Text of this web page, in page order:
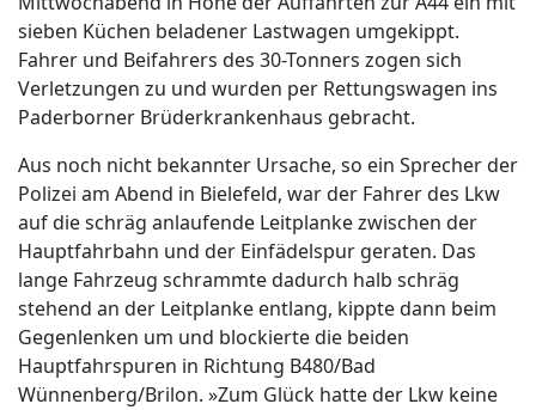
sieben Küchen beladener Lastwagen umgekippt.
Fahrer und Beifahrers des 30-Tonners zogen sich
Verletzungen zu und wurden per Rettungswagen ins
Paderborner Brüderkrankenhaus gebracht.
Aus noch nicht bekannter Ursache, so ein Sprecher der
Polizei am Abend in Bielefeld, war der Fahrer des Lkw
auf die schräg anlaufende Leitplanke zwischen der
Hauptfahrbahn und der Einfädelspur geraten. Das
lange Fahrzeug schrammte dadurch halb schräg
stehend an der Leitplanke entlang, kippte dann beim
Gegenlenken um und blockierte die beiden
Hauptfahrspuren in Richtung B480/Bad
Wünnenberg/Brilon. »Zum Glück hatte der Lkw keine